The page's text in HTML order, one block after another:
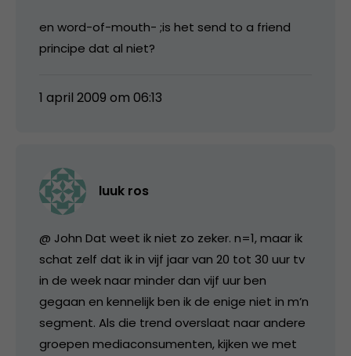
en word-of-mouth- ;is het send to a friend
principe dat al niet?
1 april 2009 om 06:13
luuk ros
@ John Dat weet ik niet zo zeker. n=1, maar ik
schat zelf dat ik in vijf jaar van 20 tot 30 uur tv
in de week naar minder dan vijf uur ben
gegaan en kennelijk ben ik de enige niet in m’n
segment. Als die trend overslaat naar andere
groepen mediaconsumenten, kijken we met